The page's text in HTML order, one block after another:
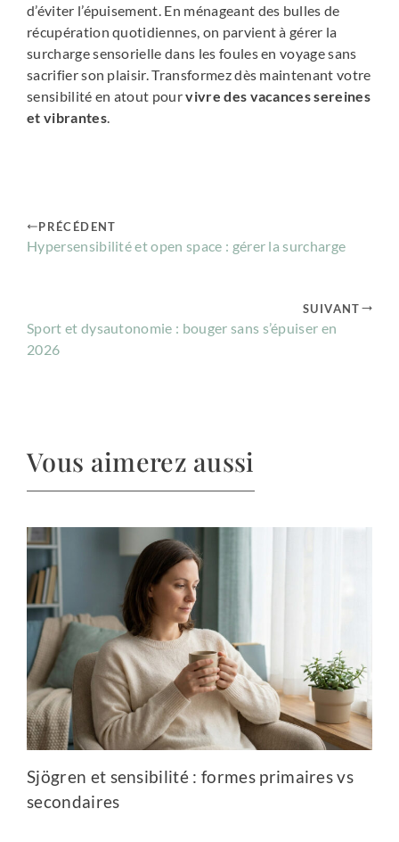
d’éviter l’épuisement. En ménageant des bulles de
récupération quotidiennes, on parvient à gérer la
surcharge sensorielle dans les foules en voyage sans
sacrifier son plaisir. Transformez dès maintenant votre
sensibilité en atout pourvivre des vacances sereines
et vibrantes.
PRÉCÉDENT
Hypersensibilité et open space : gérer la surcharge
SUIVANT
Sport et dysautonomie : bouger sans s’épuiser en
2026
Vous aimerez aussi
Sjögren et sensibilité : formes primaires vs
secondaires